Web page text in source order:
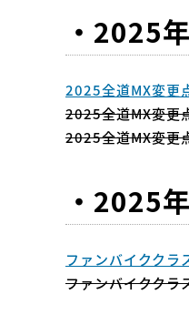
・2025
2025全道MX変更
2025全道MX変更
2025全道MX変
・2025
ファンバイクク
ファンバイクク